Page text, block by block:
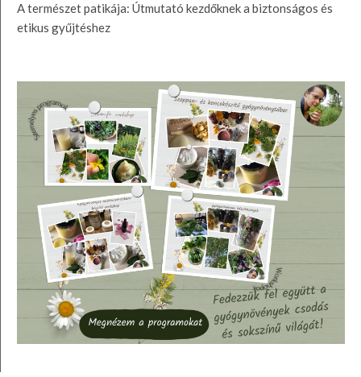
A természet patikája: Útmutató kezdőknek a biztonságos és
etikus gyűjtéshez